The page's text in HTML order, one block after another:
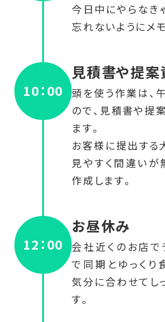
今日中にやらなき
忘れないようにメモ
10：00
見積書や提
頭を使う作業は、
ので、見積書や提
ます。
お客様に提出する
見やすく間違いが
作成します。
12：00
お昼休み
会社近くのお店で
で同期とゆっくり
気分に合わせてし
す。